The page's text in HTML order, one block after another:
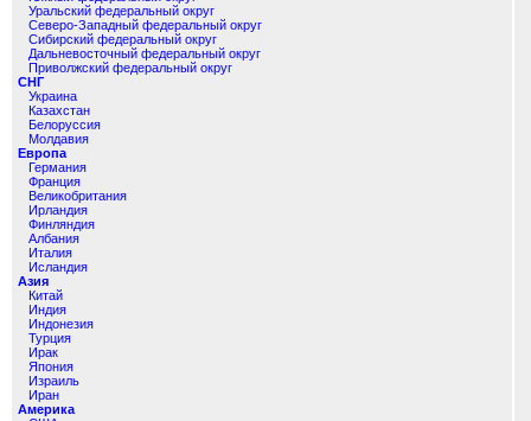
Уральский федеральный округ
Северо-Западный федеральный округ
Сибирский федеральный округ
Дальневосточный федеральный округ
Приволжский федеральный округ
СНГ
Украина
Казахстан
Белоруссия
Молдавия
Европа
Германия
Франция
Великобритания
Ирландия
Финляндия
Албания
Италия
Исландия
Азия
Китай
Индия
Индонезия
Турция
Ирак
Япония
Израиль
Иран
Америка